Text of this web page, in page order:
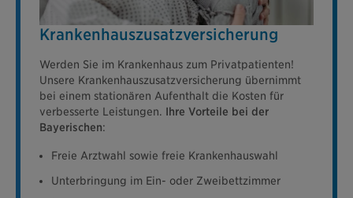
Krankenhauszusatzversicherung
Werden Sie im Krankenhaus zum Privatpatienten!
Unsere Krankenhauszusatzversicherung übernimmt
bei einem stationären Aufenthalt die Kosten für
verbesserte Leistungen. Ihre Vorteile bei der
Bayerischen:
Freie Arztwahl sowie freie Krankenhauswahl
Unterbringung im Ein- oder Zweibettzimmer